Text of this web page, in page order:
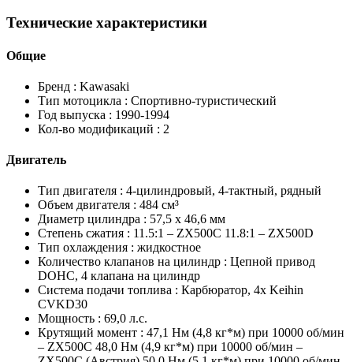
Технические характеристики
Общие
Бренд : Kawasaki
Тип мотоцикла : Спортивно-туристический
Год выпуска : 1990-1994
Кол-во модификаций : 2
Двигатель
Тип двигателя : 4-цилиндровый, 4-тактный, рядный
Объем двигателя : 484 см³
Диаметр цилиндра : 57,5 x 46,6 мм
Степень сжатия : 11.5:1 – ZX500C 11.8:1 – ZX500D
Тип охлаждения : жидкостное
Количество клапанов на цилиндр : Цепной привод
DOHC, 4 клапана на цилиндр
Система подачи топлива : Карбюратор, 4x Keihin
CVKD30
Мощность : 69,0 л.с.
Крутящий момент : 47,1 Нм (4,8 кг*м) при 10000 об/мин
– ZX500С 48,0 Нм (4,9 кг*м) при 10000 об/мин –